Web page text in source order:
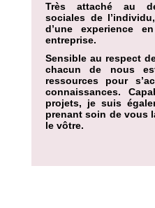
Très attaché au
sociales de
d’une experience
entreprise.
Sensible au respect
chacun de nous
ressources pour
connaissances.
projets, je suis
prenant soin de vous
le vôtre.